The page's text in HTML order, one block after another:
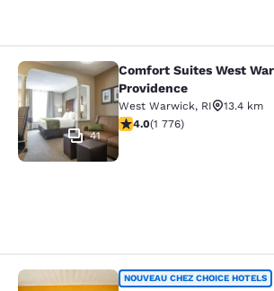
Comfort Suites West
41
Comfort Suites West
Providence
West Warwick, RI
13.4 km
3.97 étoiles. Bien. 1776
4.0(1 776)
Rodeway InnNOUVEAU CHEZ CHOICE HOTELS